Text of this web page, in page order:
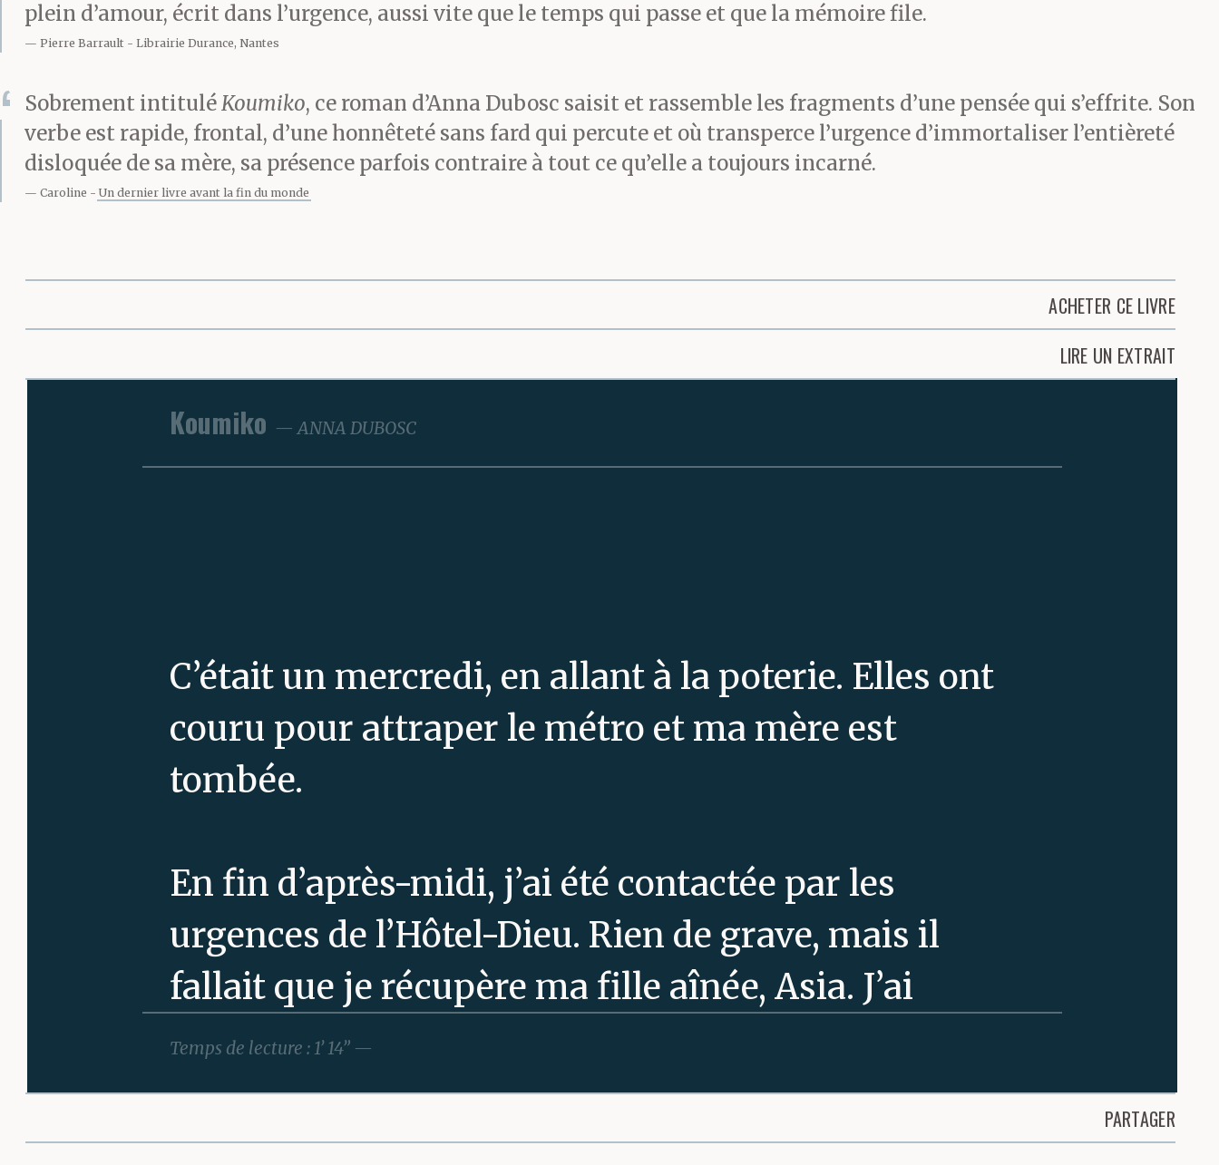
plein d’amour, écrit dans l’urgence, aussi vite que le temps qui passe et que la mémoire file.
Pierre Barrault Librairie Durance, Nantes
Sobrement intituléKoumiko, ce roman d’Anna Dubosc saisit et rassemble les fragments d’une pensée qui s’effrite. Son
verbe est rapide, frontal, d’une honnêteté sans fard qui percute et où transperce l’urgence d’immortaliser l’entièreté
disloquée de sa mère, sa présence parfois contraire à tout ce qu’elle a toujours incarné.
Caroline Un dernier livre avant la fin du monde
ACHETER CE LIVRE
LIRE UN EXTRAIT
Koumiko ANNA DUBOSC
C’était un mercredi, en allant à la poterie. Elles ont
couru pour attraper le métro et ma mère est
tombée.
En fin d’après-midi, j’ai été contactée par les
urgences de l’Hôtel-Dieu. Rien de grave, mais il
fallait que je récupère ma fille aînée, Asia. J’ai
appelé mon compagnon pour qu’il rentre garder la
petite et suis partie pour l’hôpital. J’étais contente,
c’était l’occasion de faire un tour et puis j’adore
Temps de lecture : 1’ 14” —
PARTAGER